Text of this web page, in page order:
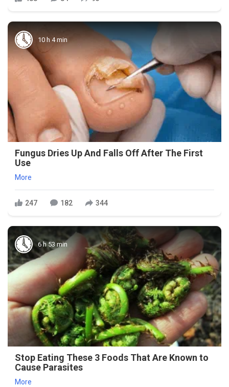
10 h 4 min
Fungus Dries Up And Falls Off After The First
Use
More
247 182 344
6 h 53 min
Stop Eating These 3 Foods That Are Known to
Cause Parasites
More